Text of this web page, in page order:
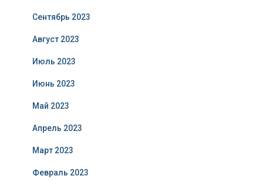
Сентябрь 2023
Август 2023
Июль 2023
Июнь 2023
Май 2023
Апрель 2023
Март 2023
Февраль 2023